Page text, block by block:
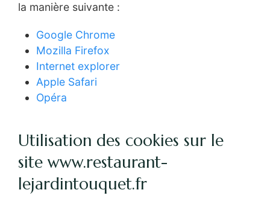
la manière suivante :
Google Chrome
Mozilla Firefox
Internet explorer
Apple Safari
Opéra
Utilisation des cookies sur le
site www.restaurant-
lejardintouquet.fr